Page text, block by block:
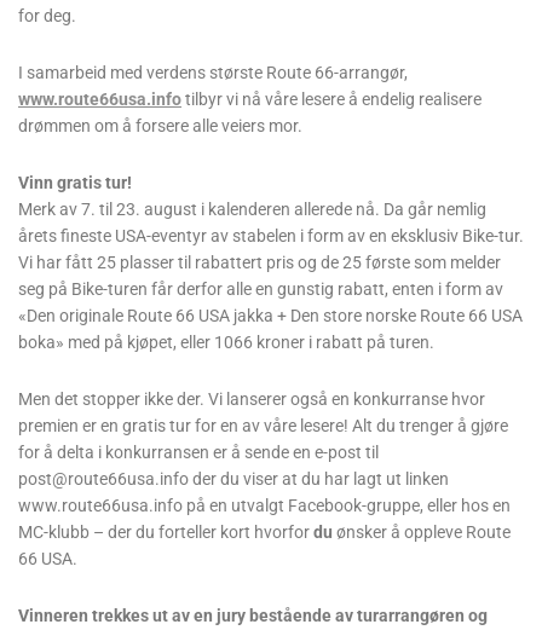
for deg.
I samarbeid med verdens største Route 66-arrangør,
www.route66usa.infotilbyr vi nå våre lesere å endelig realisere
drømmen om å forsere alle veiers mor.
Vinn gratis tur!
Merk av 7. til 23. august i kalenderen allerede nå. Da går nemlig
årets fineste USA-eventyr av stabelen i form av en eksklusiv Bike-tur.
Vi har fått 25 plasser til rabattert pris og de 25 første som melder
seg på Bike-turen får derfor alle en gunstig rabatt, enten i form av
«Den originale Route 66 USA jakka + Den store norske Route 66 USA
boka» med på kjøpet, eller 1066 kroner i rabatt på turen.
Men det stopper ikke der. Vi lanserer også en konkurranse hvor
premien er en gratis tur for en av våre lesere! Alt du trenger å gjøre
for å delta i konkurransen er å sende en e-post til
post@route66usa.info der du viser at du har lagt ut linken
www.route66usa.info på en utvalgt Facebook-gruppe, eller hos en
MC-klubb – der du forteller kort hvorfordu ønsker å oppleve Route
66 USA.
Vinneren trekkes ut av en jury bestående av turarrangøren og